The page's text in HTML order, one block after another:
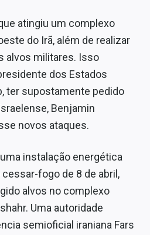
atingiu um complexo
do Irã, além de realizar
alvos militares. Isso
dos Estados
ter supostamente pedido
Benjamin
novos ataques.
instalação energética
fogo de 8 de abril,
alvos no complexo
Uma autoridade
semioficial iraniana Fars